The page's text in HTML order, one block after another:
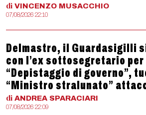
di VINCENZO MUSACCHIO
07/08/2026 22:10
Delmastro, il Guardasigilli
con l’ex sottosegretario
“Depistaggio di governo”,
“Ministro stralunato”
di ANDREA SPARACIARI
07/08/2026 22:09